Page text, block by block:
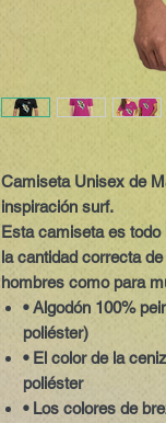
Camiseta Unisex de
inspiración surf.
Esta camiseta es
la cantidad correcta
hombres como para
• Algodón 100%
poliéster)
• El color de la
poliéster
• Los colores de